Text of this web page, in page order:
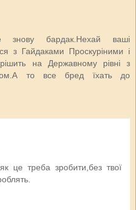
знову бардак.Нехай ваші
з Гайдаками Проскуріними і
на Державному рівні з
то все бред їхать до
це треба зробити,без твої